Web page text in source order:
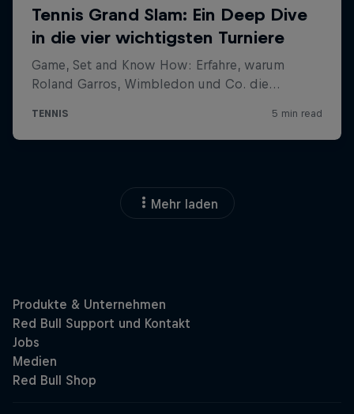
Mehr laden